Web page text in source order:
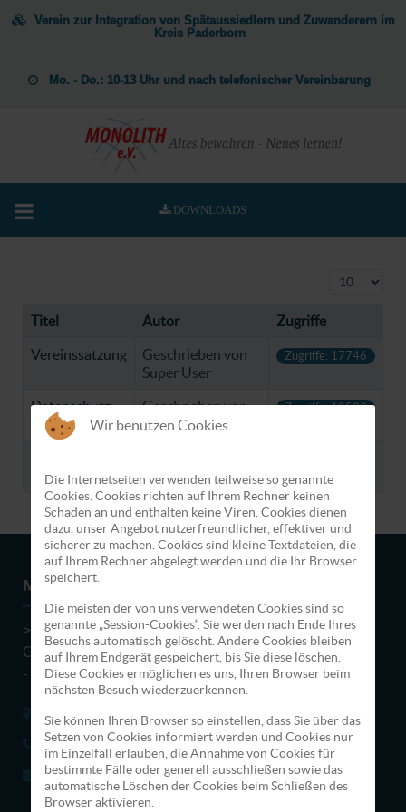
Verein zur Integration von Spätaussiedlern und Zuwanderern im
Kreis Paderborn
Mo. - Do.: 10-13 Uhr und nach telefonischer Vereinbarung
DOWNLOADS
Anzeige #
Titel Autor Zugriffe
Vereinssatzung
Geschrieben von
Super User
Zugriffe: 17746
Datenschutz
Geschrieben von
Super User
Zugriffe: 18529
Super User
MONOLITH e.V
>> Allein ist besser als mit Schlechtem im Verein. Mit
Guten im Verein ist besser als allein. <<
- Friedrich Rückert -
Ledeburstraße 30, 33102 Paderborn
(+49) - (05251) 8785717
buero@netzwerk-monolith.de
Wir benutzen Cookies
Die Internetseiten verwenden teilweise so genannte
Cookies. Cookies richten auf Ihrem Rechner keinen
Schaden an und enthalten keine Viren. Cookies dienen
dazu, unser Angebot nutzerfreundlicher, effektiver und
sicherer zu machen. Cookies sind kleine Textdateien, die
auf Ihrem Rechner abgelegt werden und die Ihr Browser
speichert.
Die meisten der von uns verwendeten Cookies sind so
genannte „Session-Cookies“. Sie werden nach Ende Ihres
Besuchs automatisch gelöscht. Andere Cookies bleiben
auf Ihrem Endgerät gespeichert, bis Sie diese löschen.
Diese Cookies ermöglichen es uns, Ihren Browser beim
nächsten Besuch wiederzuerkennen.
Sie können Ihren Browser so einstellen, dass Sie über das
Setzen von Cookies informiert werden und Cookies nur
im Einzelfall erlauben, die Annahme von Cookies für
bestimmte Fälle oder generell ausschließen sowie das
automatische Löschen der Cookies beim Schließen des
Browser aktivieren.